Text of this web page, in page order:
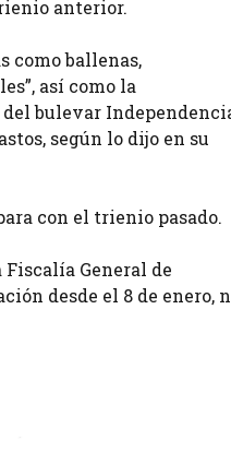
anterior.
como ballenas,
así como la
bulevar
según lo dijo en su
con el trienio pasado.
General de
desde el 8 de enero,